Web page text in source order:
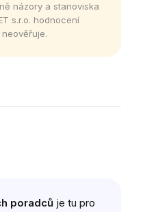
názory a stanoviska
s.r.o. hodnocení
poradců je tu pro